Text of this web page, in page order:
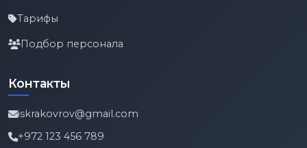
Тарифы
Подбор персонала
Контакты
iskrakovrov@gmail.com
+972 123 456 789